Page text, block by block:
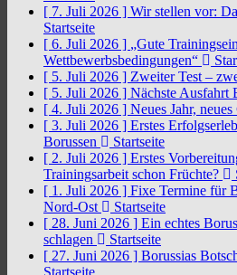
[ 7. Juli 2026 ] Wir stellen vor:
Startseite
[ 6. Juli 2026 ] „Gute
Wettbewerbsbedingungen“
[ 5. Juli 2026 ] Zweiter Test –
[ 5. Juli 2026 ] Nächste Ausfahrt
[ 4. Juli 2026 ] Neues Jahr,
[ 3. Juli 2026 ] Erstes
Borussen
Startseite
[ 2. Juli 2026 ] Erstes
Trainingsarbeit schon Früchte?
[ 1. Juli 2026 ] Fixe Termine für
Nord-Ost
Startseite
[ 28. Juni 2026 ] Ein echtes
schlagen
Startseite
[ 27. Juni 2026 ] Borussias
Startseite